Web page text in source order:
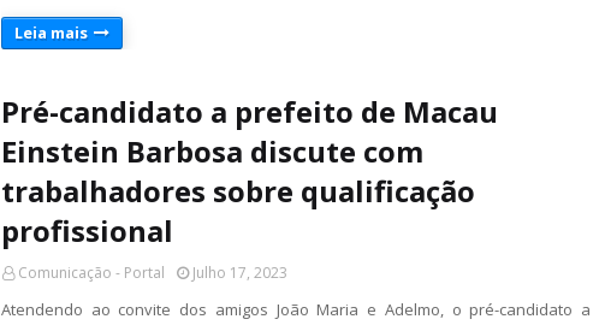
Leia mais
Pré-candidato a prefeito de Macau
Einstein Barbosa discute com
trabalhadores sobre qualificação
profissional
Comunicação - Portal Julho 17, 2023
Atendendo ao convite dos amigos João Maria e Adelmo, o pré-candidato a